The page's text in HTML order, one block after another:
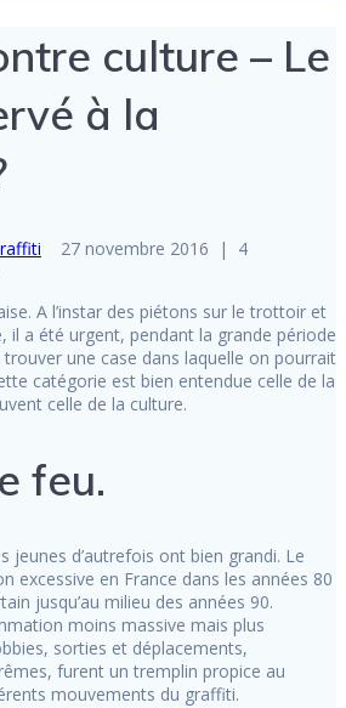
culture – Le
à la
27 novembre 2016 | 4
A l’instar des piétons sur le trottoir et
il a été urgent, pendant la grande période
une case dans laquelle on pourrait
catégorie est bien entendue celle de la
celle de la culture.
feu.
jeunes d’autrefois ont bien grandi. Le
excessive en France dans les années 80
jusqu’au milieu des années 90.
moins massive mais plus
sorties et déplacements,
furent un tremplin propice au
mouvements du graffiti.